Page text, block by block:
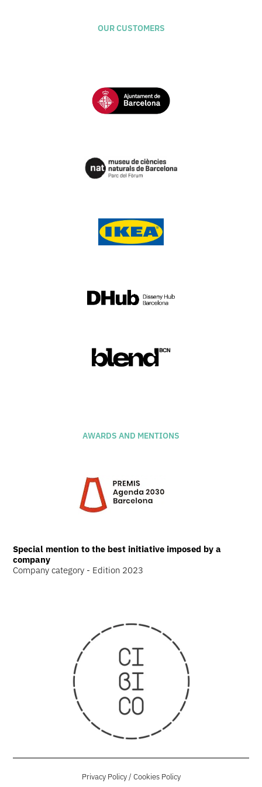
OUR CUSTOMERS
AWARDS AND MENTIONS
Special mention to the best initiative imposed by a
company
Company category - Edition 2023
Privacy Policy/ Cookies Policy